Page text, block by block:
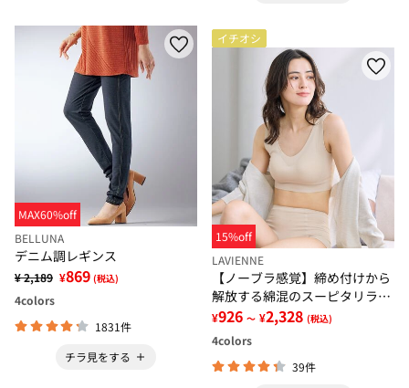
MAX60%off
BELLUNA
デニム調レギンス
¥ 2,189 ¥869 (税込)
4colors
1831件
チラ見をする
イチオシ
15%off
LAVIENNE
【ノーブラ感覚】締め付けから
解放する綿混のスーピタリラッ
クスブラ・ショーツ（別売）
¥926 ～ ¥2,328 (税込)
4colors
39件